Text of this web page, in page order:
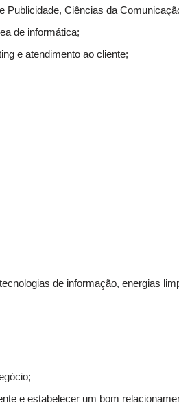
Publicidade, Ciências da
de informática;
e atendimento ao cliente;
de informação, energias
e estabelecer um bom